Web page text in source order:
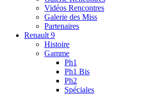
Vidéos Rencontres
Galerie des Miss
Partenaires
Renault 9
Histoire
Gamme
Ph1
Ph1 Bis
Ph2
Spéciales